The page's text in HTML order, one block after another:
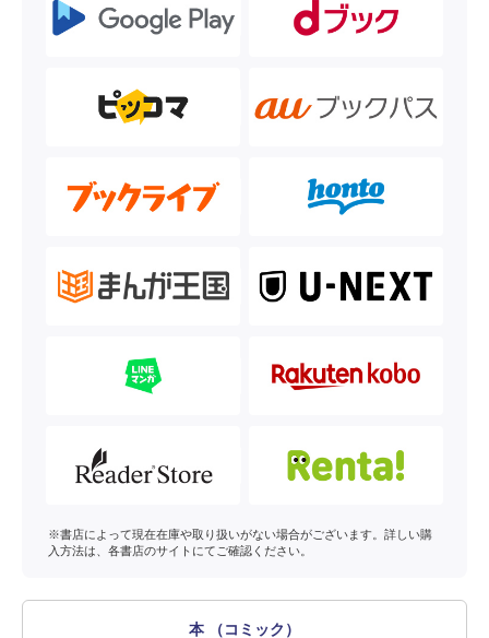
※書店によって現在在庫や取り扱いがない場合がございます。詳しい購
入方法は、各書店のサイトにてご確認ください。
本 （コミック）